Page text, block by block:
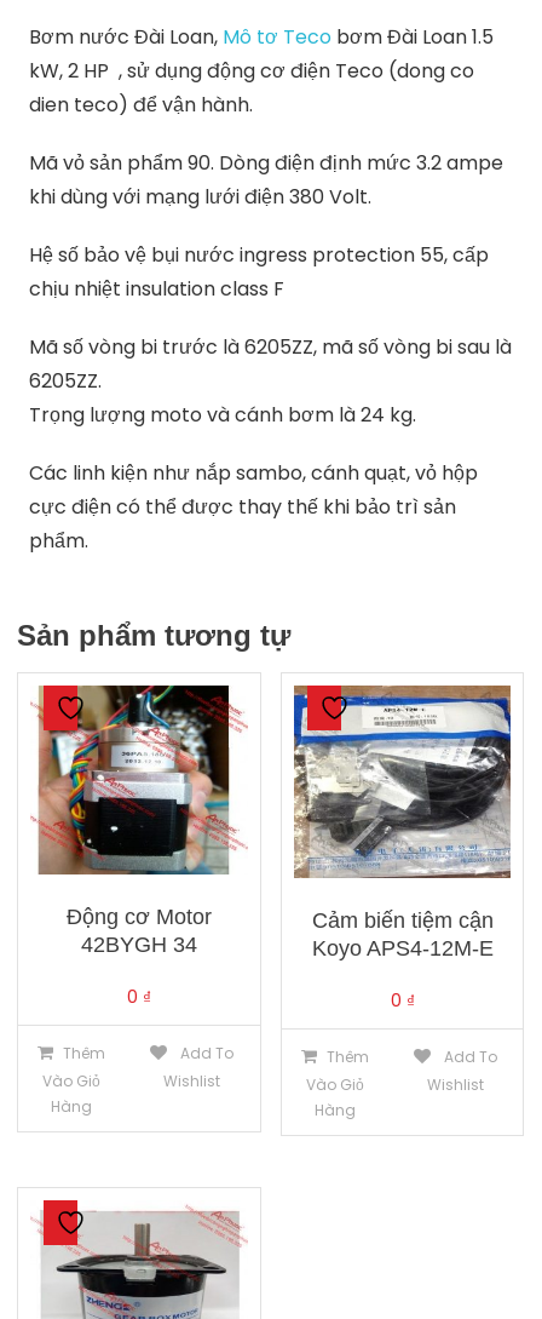
Bơm nước Đài Loan, Mô tơ Teco bơm Đài Loan 1.5
kW, 2 HP , sử dụng động cơ điện Teco (dong co
dien teco) để vận hành.
Mã vỏ sản phẩm 90. Dòng điện định mức 3.2 ampe
khi dùng với mạng lưới điện 380 Volt.
Hệ số bảo vệ bụi nước ingress protection 55, cấp
chịu nhiệt insulation class F
Mã số vòng bi trước là 6205ZZ, mã số vòng bi sau là
6205ZZ.
Trọng lượng moto và cánh bơm là 24 kg.
Các linh kiện như nắp sambo, cánh quạt, vỏ hộp
cực điện có thể được thay thế khi bảo trì sản
phẩm.
Sản phẩm tương tự
Động cơ Motor
42BYGH 34
0 ₫
Thêm
Vào Giỏ
Hàng
Add To
Wishlist
Cảm biến tiệm cận
Koyo APS4-12M-E
0 ₫
Thêm
Vào Giỏ
Hàng
Add To
Wishlist